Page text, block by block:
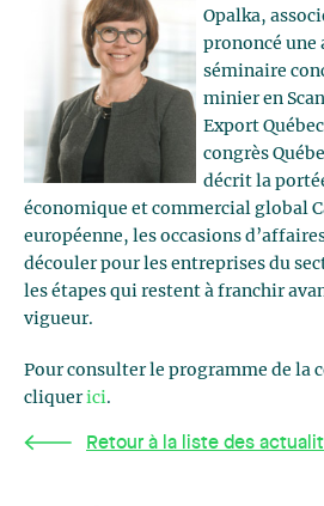
Opalka,
prononcé une
séminaire
minier en
Export
congrès
décrit la
économique et commercial global
européenne, les occasions
découler pour les entreprises du
les étapes qui restent à franchir
vigueur.
Pour consulter le programme de la
cliquerici.
Retour à la liste des